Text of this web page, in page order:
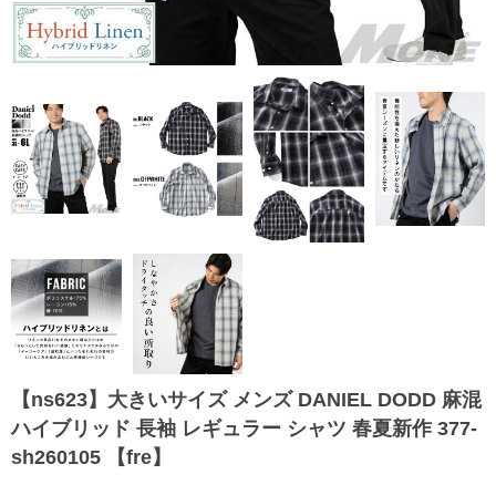
【ns623】大きいサイズ メンズ DANIEL DODD 麻混
ハイブリッド 長袖 レギュラー シャツ 春夏新作 377-
sh260105 【fre】